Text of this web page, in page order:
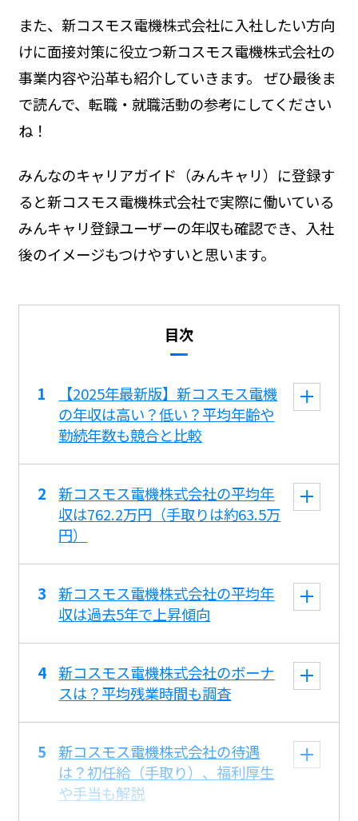
また、新コスモス電機株式会社に入社したい方向
けに面接対策に役立つ新コスモス電機株式会社の
事業内容や沿革も紹介していきます。 ぜひ最後ま
で読んで、転職・就職活動の参考にしてください
ね！
みんなのキャリアガイド（みんキャリ）に登録す
ると新コスモス電機株式会社で実際に働いている
みんキャリ登録ユーザーの年収も確認でき、入社
後のイメージもつけやすいと思います。
目次
【2025年最新版】新コスモス電機
の年収は高い？低い？平均年齢や
勤続年数も競合と比較
新コスモス電機株式会社の平均年
収は762.2万円（手取りは約63.5万
円）
新コスモス電機株式会社の平均年
収は過去5年で上昇傾向
新コスモス電機株式会社のボーナ
スは？平均残業時間も調査
新コスモス電機株式会社の待遇
は？初任給（手取り）、福利厚生
や手当も解説